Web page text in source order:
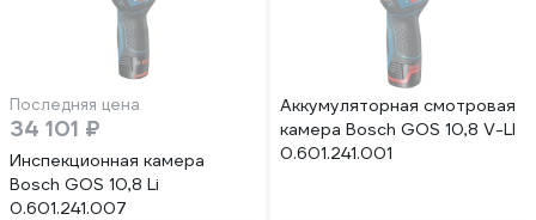
Последняя цена
34 101 ₽
Инспекционная камера
Bosch GOS 10,8 Li
0.601.241.007
Аккумуляторная смотровая
камера Bosch GOS 10,8 V-LI
0.601.241.001